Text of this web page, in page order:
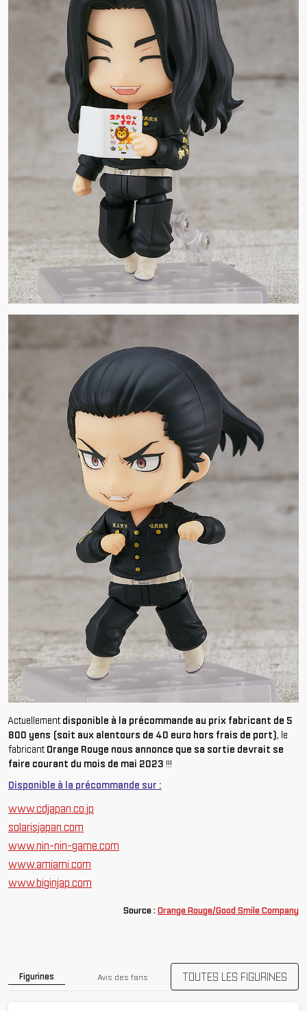
Actuellement disponible à la précommande au prix fabricant de 5
800 yens (soit aux alentours de 40 euro hors frais de port), le
fabricant Orange Rouge nous annonce que sa sortie devrait se
faire courant du mois de mai 2023 !!!
Disponible à la précommande sur :
www.cdjapan.co.jp
solarisjapan.com
www.nin-nin-game.com
www.amiami.com
www.biginjap.com
Source :Orange Rouge/Good Smile Company
Figurines Avis des fans TOUTES LES FIGURINES